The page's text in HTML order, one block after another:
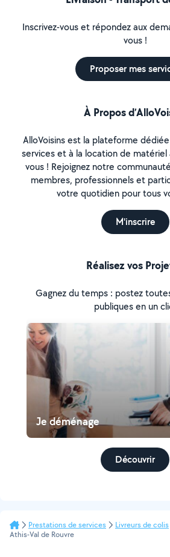
Inscrivez-vous et répondez aux
vous !
Proposer mes
À Propos
AlloVoisins est la plateforme
services et à la location de matériel
vous ! Rejoignez notre
membres, professionnels et
votre quotidien pour tous
M'inscrire
Réalisez vos
Gagnez du temps : postez
publiques en un
Je déménage
Découvrir
Prestations de services Livreurs de colis
Athis-Val de Rouvre